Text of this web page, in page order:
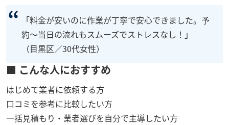
「料金が安いのに作業が丁寧で安心できました。予
約〜当日の流れもスムーズでストレスなし！」
（目黒区／30代女性）
■ こんな人におすすめ
はじめて業者に依頼する方
口コミを参考に比較したい方
一括見積もり・業者選びを自分で主導したい方